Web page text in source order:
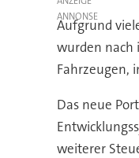
Aufgrund
wurden nach
Fahrzeugen,
Das neue
weiterer